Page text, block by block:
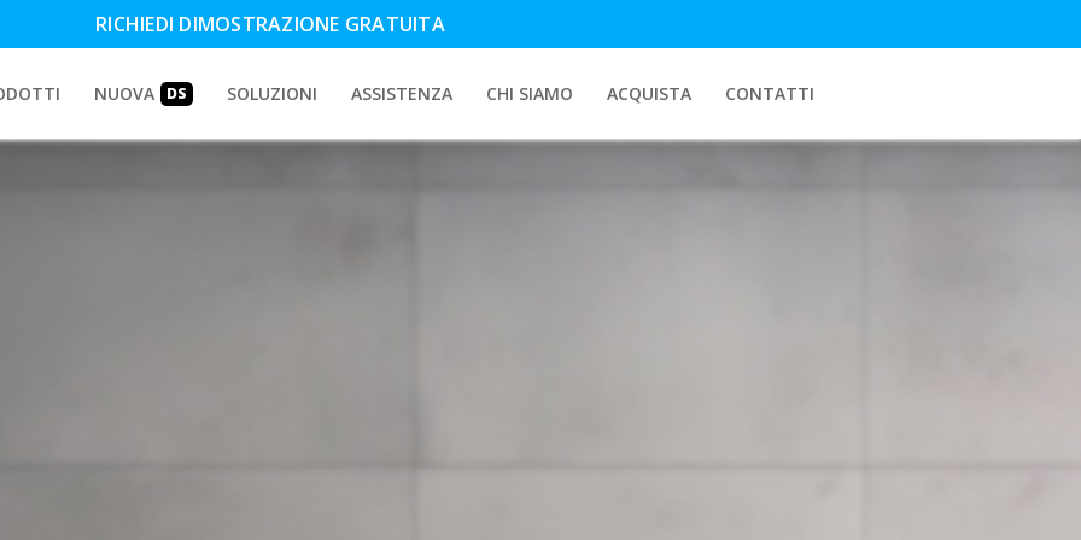
RICHIEDI DIMOSTRAZIONE GRATUITA
NUOVA DS SOLUZIONI ASSISTENZA CHI SIAMO ACQUISTA CONTATTI